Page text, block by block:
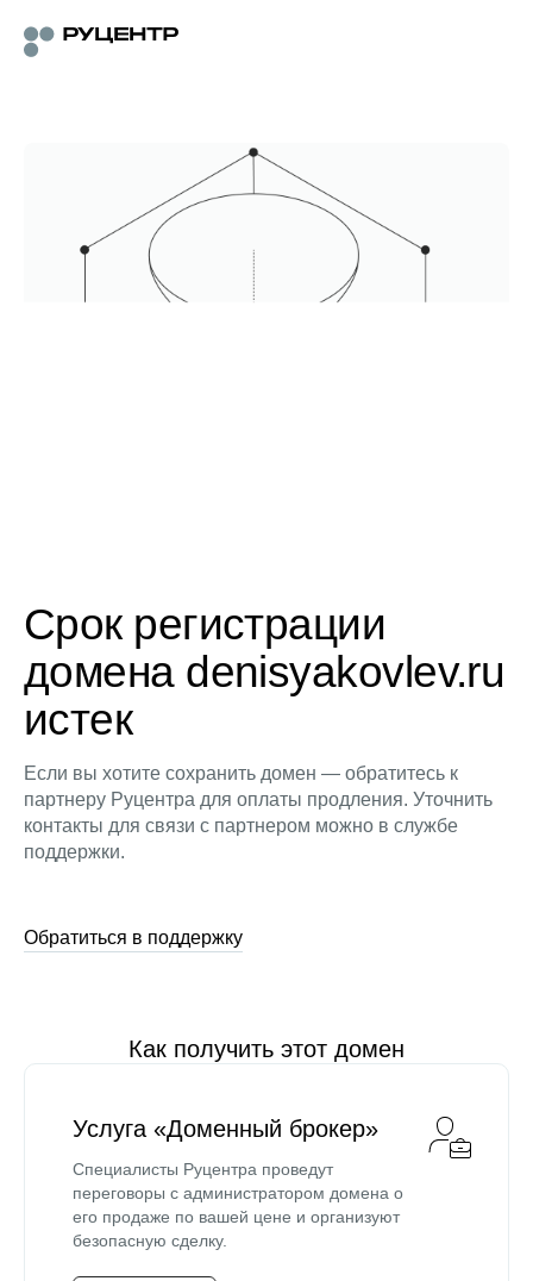
Срок регистрации
домена denisyakovlev.ru
истек
Если вы хотите сохранить домен — обратитесь к
партнеру Руцентра для оплаты продления. Уточнить
контакты для связи с партнером можно в службе
поддержки.
Обратиться в поддержку
Как получить этот домен
Услуга «Доменный брокер»
Специалисты Руцентра проведут
переговоры с администратором домена о
его продаже по вашей цене и организуют
безопасную сделку.